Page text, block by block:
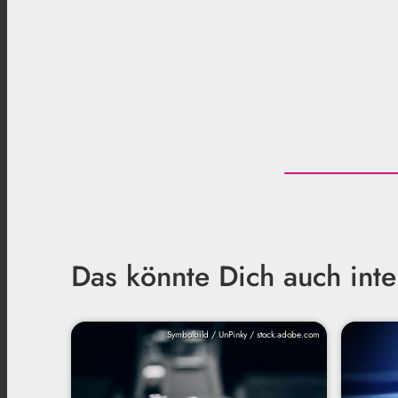
Das könnte Dich auch
Symbolbild / UnPinky / stock.adobe.com